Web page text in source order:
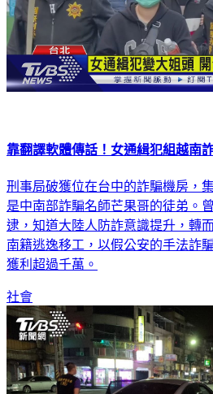
靠翻譯軟體傳話！女通緝犯組越南
刑事局破獲位在台中的詐騙機房，
是中南部詐騙名師芒果哥的徒弟。
逮，知道大陸人防詐意識提升，轉
南籍逃逸移工，以假公安的手法詐
獲利超過千萬。
社會